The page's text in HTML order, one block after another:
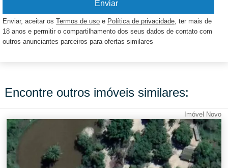
Enviar, aceitar os Termos de uso e Política de privacidade, ter mais de
18 anos e permitir o compartilhamento dos seus dados de contato com
outros anunciantes parceiros para ofertas similares
Encontre outros imóveis similares:
Imóvel Novo